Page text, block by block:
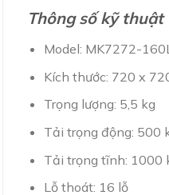
Thông số kỹ thuật
Model: MK7272-
Kích thước: 720 x
Trọng lượng: 5,5 kg
Tải trọng động: 500
Tải trọng tĩnh: 1000
Lỗ thoát: 16 lỗ